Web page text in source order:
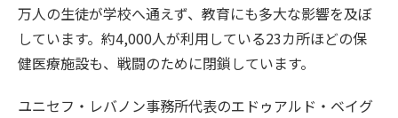
万人の生徒が学校へ通えず、教育にも多大な影響を及ぼ
しています。約4,000人が利用している23カ所ほどの保
健医療施設も、戦闘のために閉鎖しています。
ユニセフ・レバノン事務所代表のエドゥアルド・ベイグ